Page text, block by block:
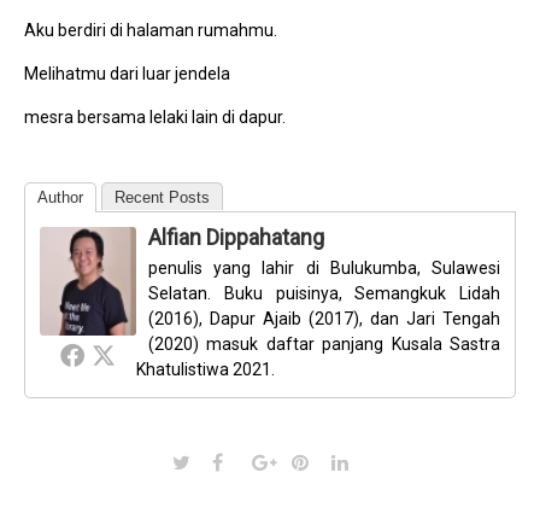
Aku berdiri di halaman rumahmu.
Melihatmu dari luar jendela
mesra bersama lelaki lain di dapur.
Author Recent Posts
Alfian Dippahatang
penulis yang lahir di Bulukumba, Sulawesi
Selatan. Buku puisinya, Semangkuk Lidah
(2016), Dapur Ajaib (2017), dan Jari Tengah
(2020) masuk daftar panjang Kusala Sastra
Khatulistiwa 2021.